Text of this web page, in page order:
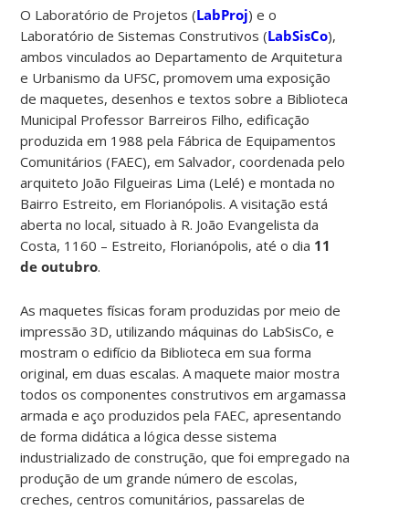
O Laboratório de Projetos (LabProj) e o
Laboratório de Sistemas Construtivos (LabSisCo),
ambos vinculados ao Departamento de Arquitetura
e Urbanismo da UFSC, promovem uma exposição
de maquetes, desenhos e textos sobre a Biblioteca
Municipal Professor Barreiros Filho, edificação
produzida em 1988 pela Fábrica de Equipamentos
Comunitários (FAEC), em Salvador, coordenada pelo
arquiteto João Filgueiras Lima (Lelé) e montada no
Bairro Estreito, em Florianópolis. A visitação está
aberta no local, situado à R. João Evangelista da
Costa, 1160 – Estreito, Florianópolis, até o dia 11
de outubro.
As maquetes físicas foram produzidas por meio de
impressão 3D, utilizando máquinas do LabSisCo, e
mostram o edifício da Biblioteca em sua forma
original, em duas escalas. A maquete maior mostra
todos os componentes construtivos em argamassa
armada e aço produzidos pela FAEC, apresentando
de forma didática a lógica desse sistema
industrializado de construção, que foi empregado na
produção de um grande número de escolas,
creches, centros comunitários, passarelas de